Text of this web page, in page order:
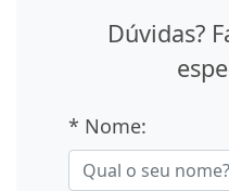
Dúvidas?
* Nome: